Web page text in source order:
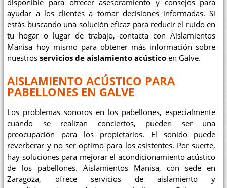
disponible para ofrecer asesoramiento y consejos para
ayudar a los clientes a tomar decisiones informadas. Si
estás buscando una solución eficaz para reducir el ruido en
tu hogar o lugar de trabajo, contacta con Aislamientos
Manisa hoy mismo para obtener más información sobre
nuestrosservicios de aislamiento acústico en Galve.
AISLAMIENTO ACÚSTICO PARA
PABELLONES EN GALVE
Los problemas sonoros en los pabellones, especialmente
cuando se realizan conciertos, pueden ser una
preocupación para los propietarios. El sonido puede
reverberar y no ser optimo para los asistentes. Por suerte,
hay soluciones para mejorar el acondicionamiento acústico
de los pabellones. Aislamientos Manisa, con sede en
Zaragoza, ofrece servicios de aislamiento y